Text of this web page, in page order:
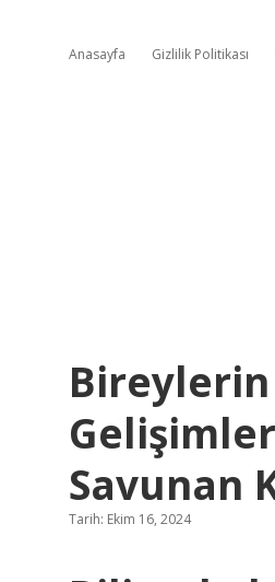
Anasayfa Gizlilik Politikası
Savunan
Tarih: Ekim 16, 2024